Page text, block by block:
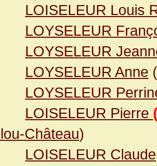
LOISELEUR Louis
LOYSELEUR
LOYSELEUR
LOYSELEUR Anne
LOYSELEUR
LOISELEUR Pierre
Château)
LOISELEUR Claude